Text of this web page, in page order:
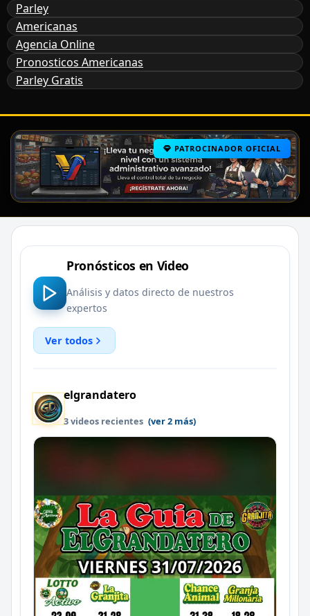
Parley
Americanas
Agencia Online
Pronosticos Americanas
Parley Gratis
PATROCINADOR OFICIAL
Pronósticos en Video
Análisis y datos directo de nuestros
expertos
Ver todos
elgrandatero
3 videos recientes (ver 2 más)